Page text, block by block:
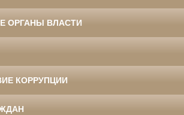
ОРГАНЫ ВЛАСТИ
КОРРУПЦИИ